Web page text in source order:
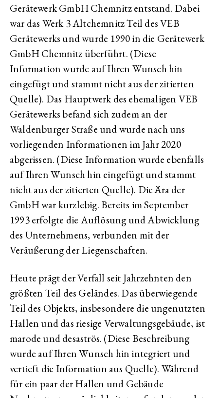
Gerätewerk GmbH Chemnitz entstand. Dabei
war das Werk 3 Altchemnitz Teil des VEB
Gerätewerks und wurde 1990 in die Gerätewerk
GmbH Chemnitz überführt. (Diese
Information wurde auf Ihren Wunsch hin
eingefügt und stammt nicht aus der zitierten
Quelle). Das Hauptwerk des ehemaligen VEB
Gerätewerks befand sich zudem an der
Waldenburger Straße und wurde nach uns
vorliegenden Informationen im Jahr 2020
abgerissen. (Diese Information wurde ebenfalls
auf Ihren Wunsch hin eingefügt und stammt
nicht aus der zitierten Quelle). Die Ära der
GmbH war kurzlebig. Bereits im September
1993 erfolgte die Auflösung und Abwicklung
des Unternehmens, verbunden mit der
Veräußerung der Liegenschaften.
Heute prägt der Verfall seit Jahrzehnten den
größten Teil des Geländes. Das überwiegende
Teil des Objekts, insbesondere die ungenutzten
Hallen und das riesige Verwaltungsgebäude, ist
marode und desaströs. (Diese Beschreibung
wurde auf Ihren Wunsch hin integriert und
vertieft die Information aus Quelle). Während
für ein paar der Hallen und Gebäude